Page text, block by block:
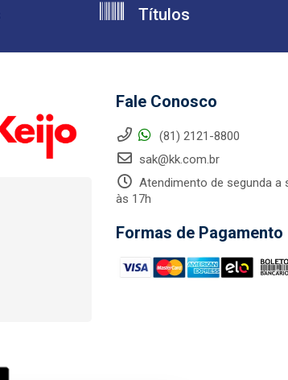
Títulos
Fale Conosco
(81) 2121-8800
sak@kk.com.br
Atendimento de segunda a
às 17h
Formas de Pagamento